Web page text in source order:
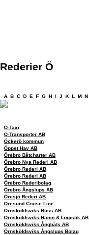
Rederier Ö
A B C D E F G H I J K L M N
Ö-Taxi
Ö-Transporter AB
Öckerö kommun
Öppet Hav AB
Örebro Båtcharter AB
Örebro Nya Rederi AB
Örebro Rederi AB
Örebro Rederi AB
Örebro Rederibolag
Örebro Ångslups AB
Öresjö Rederi AB
Öresund Cruise Line
Örnsköldsviks Buss AB
Örnsköldsviks Hamn & Logistik AB
Örnsköldsviks Ångbåts AB
Örnsköldsviks Ångslups Bolag